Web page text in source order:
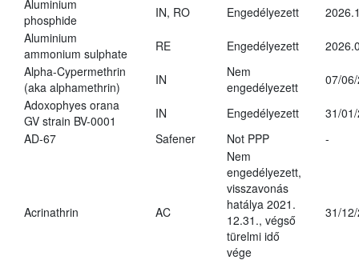
Aluminium
phosphide
IN, RO Engedélyezett
Aluminium
ammonium sulphate
RE Engedélyezett
Alpha-Cypermethrin
(aka alphamethrin)
IN
Nem
engedélyezett
07/
Adoxophyes orana
GV strain BV-0001
IN Engedélyezett
31/
AD-67
Safener Not PPP -
Acrinathrin AC
Nem
engedélyezett,
visszavonás
hatálya 2021.
12.31., végső
türelmi idő
vége
31/